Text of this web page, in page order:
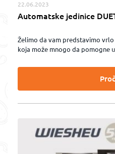
22.06.2023
Automatske jedinice
Želimo da vam predstavimo
koja može mnogo da pomogne